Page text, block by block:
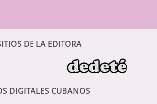
DE LA EDITORA
DIGITALES CUBANOS